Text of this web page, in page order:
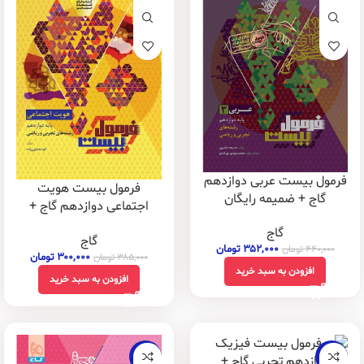
فرمول بیست عربی دوازدهم
گاج + ضمیمه رایگان
گاج
۴۴۰,۰۰۰تومان ۳۵۲,۰۰۰ تومان
افزودن به سبد خرید
فرمول بیست هویت
اجتماعی دوازدهم گاج +
گاج
۳۸۵,۰۰۰تومان ۳۰۰,۰۰۰ تومان
افزودن به سبد خرید
-22%
-20%